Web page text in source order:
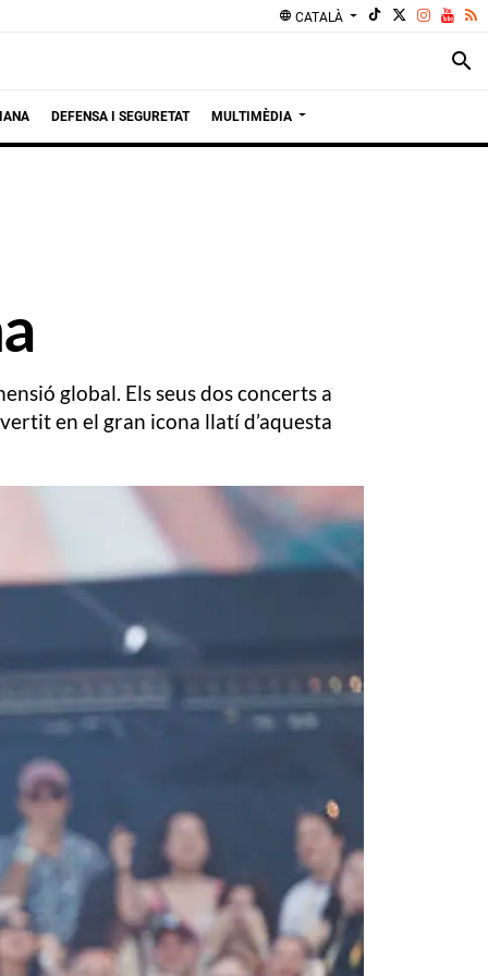
language CATALÀ
search
DEFENSA I SEGURETAT MULTIMÈDIA
global. Els seus dos concerts a
en el gran icona llatí d’aquesta